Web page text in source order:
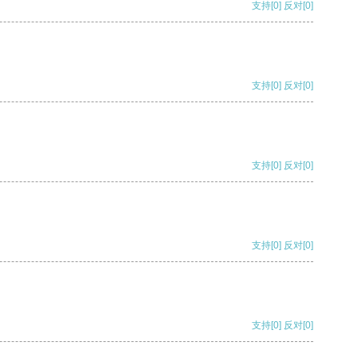
支持[0] 反对[0]
支持[0] 反对[0]
支持[0] 反对[0]
支持[0] 反对[0]
支持[0] 反对[0]